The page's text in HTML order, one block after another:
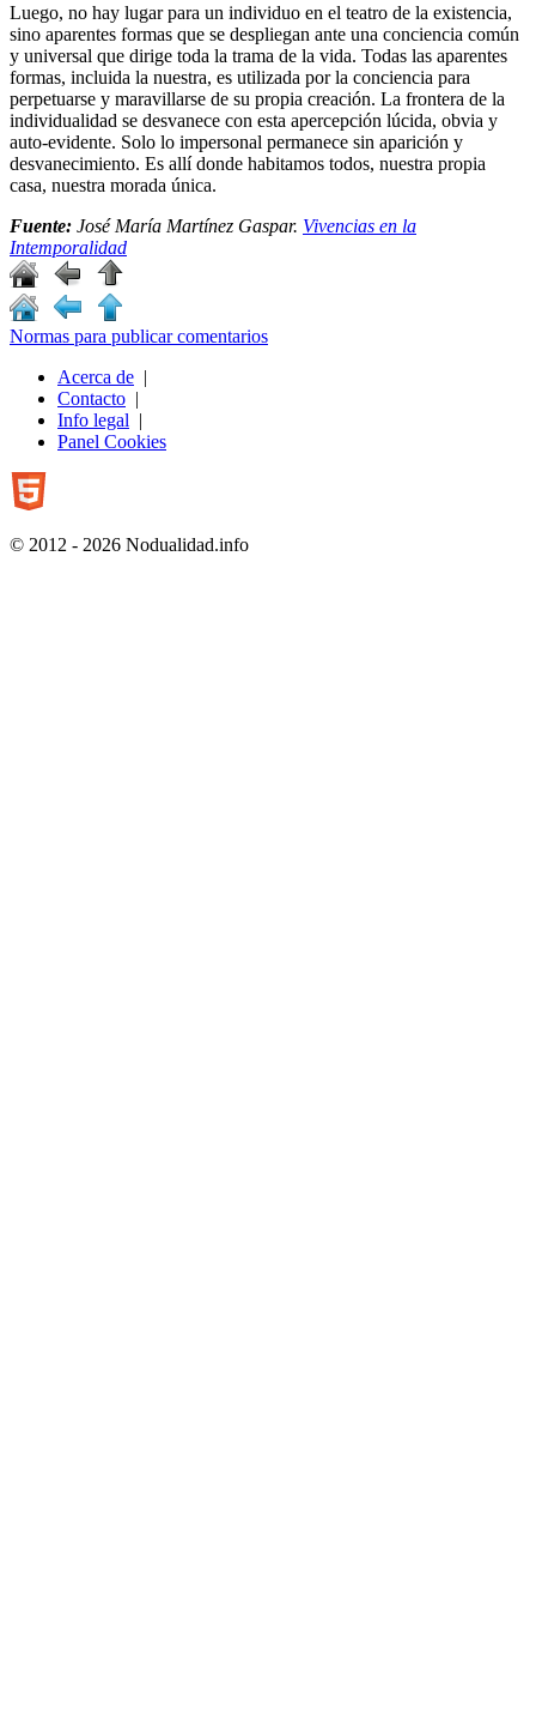
Luego, no hay lugar para un individuo en el teatro de la existencia,
sino aparentes formas que se despliegan ante una conciencia común
y universal que dirige toda la trama de la vida. Todas las aparentes
formas, incluida la nuestra, es utilizada por la conciencia para
perpetuarse y maravillarse de su propia creación. La frontera de la
individualidad se desvanece con esta apercepción lúcida, obvia y
auto-evidente. Solo lo impersonal permanece sin aparición y
desvanecimiento. Es allí donde habitamos todos, nuestra propia
casa, nuestra morada única.
Fuente: José María Martínez Gaspar. Vivencias en la
Intemporalidad
Normas para publicar comentarios
Acerca de |
Contacto |
Info legal |
Panel Cookies
© 2012 - 2026 Nodualidad.info